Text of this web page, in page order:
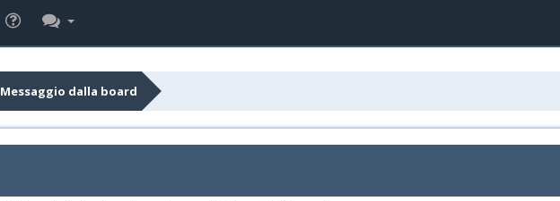
Messaggio dalla board